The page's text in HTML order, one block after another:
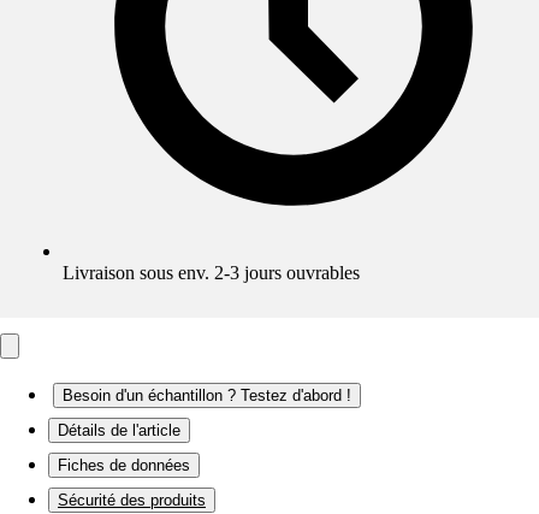
Livraison sous env. 2-3 jours ouvrables
Besoin d'un échantillon ? Testez d'abord !
Détails de l'article
Fiches de données
Sécurité des produits